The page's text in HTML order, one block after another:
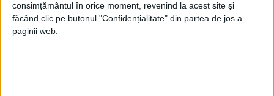
consimțământul în orice moment, revenind la acest site și
făcând clic pe butonul "Confidențialitate" din partea de jos a
paginii web.